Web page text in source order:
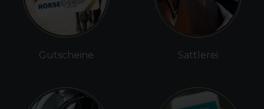
Gutscheine Sattlerei